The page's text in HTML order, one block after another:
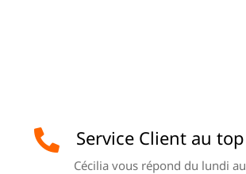
Service Client au top
Cécilia vous répond du lundi au